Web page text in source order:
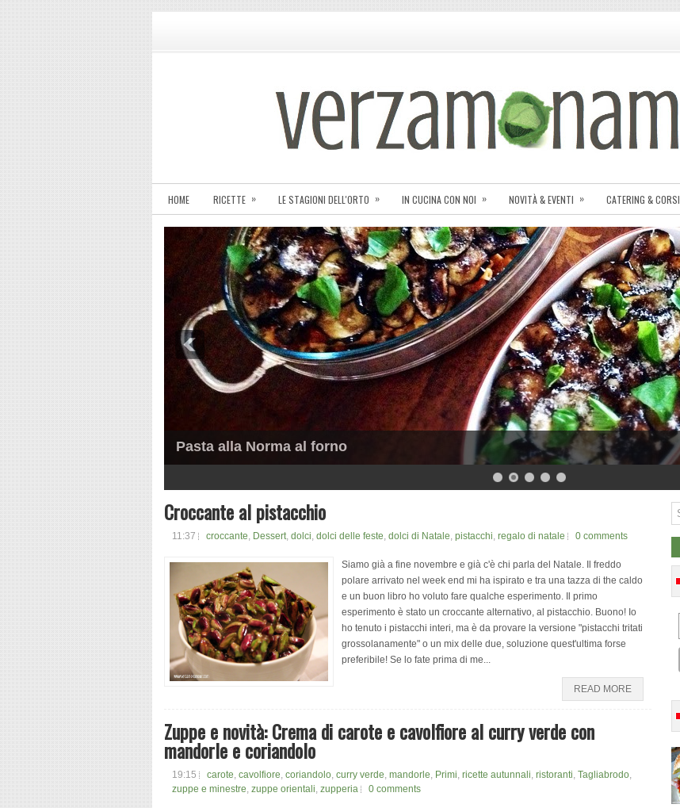
HOME RICETTE » LE STAGIONI DELL'ORTO » IN CUCINA CON NOI » NOVITÀ & EVENTI » CATERING & CORSI
Pasta alla Norma al forno
Croccante al pistacchio
11:37 croccante, Dessert, dolci, dolci delle feste, dolci di Natale, pistacchi, regalo di natale 0 comments
Siamo già a fine novembre e già c'è chi parla del Natale. Il freddo
polare arrivato nel week end mi ha ispirato e tra una tazza di the caldo
e un buon libro ho voluto fare qualche esperimento. Il primo
esperimento è stato un croccante alternativo, al pistacchio. Buono! Io
ho tenuto i pistacchi interi, ma è da provare la versione "pistacchi tritati
grossolanamente" o un mix delle due, soluzione quest'ultima forse
preferibile! Se lo fate prima di me...
READ MORE
Zuppe e novità: Crema di carote e cavolfiore al curry verde con
mandorle e coriandolo
19:15 carote, cavolfiore, coriandolo, curry verde, mandorle, Primi, ricette autunnali, ristoranti, Tagliabrodo,
zuppe e minestre, zuppe orientali, zupperia 0 comments